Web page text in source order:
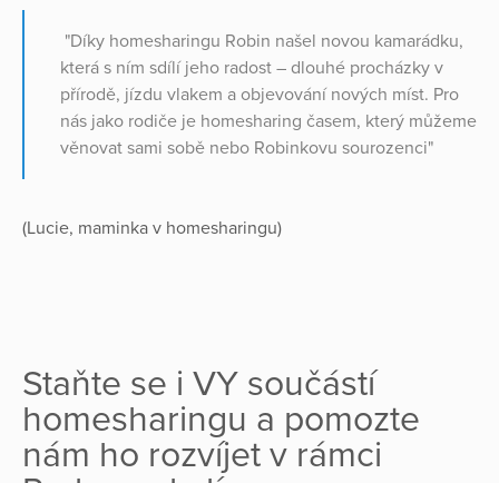
​ "Díky homesharingu Robin našel novou​ kamarádku,
která s ním sdílí jeho radost –​ dlouhé procházky v
přírodě, jízdu vlakem​ a objevování nových míst.​ Pro
nás jako rodiče je homesharing časem,​ který můžeme
věnovat sami sobě​ nebo Robinkovu sourozenci"
(Lucie, maminka v homesharingu)
Staňte se i VY součástí
homesharingu a pomozte
nám ho rozvíjet v rámci